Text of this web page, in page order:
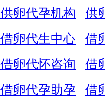
供卵代孕机构 供
借卵代生中心 借
借卵代怀咨询 借
借卵代孕助孕 借